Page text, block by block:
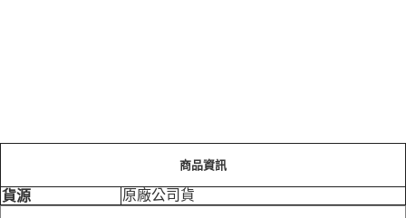
商品資訊
貨源 原廠公司貨